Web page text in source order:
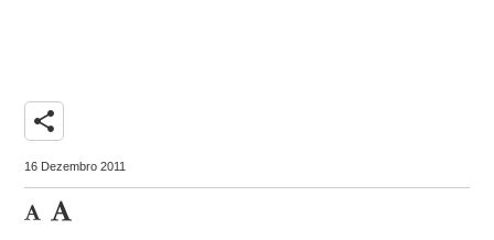
share
16 Dezembro 2011